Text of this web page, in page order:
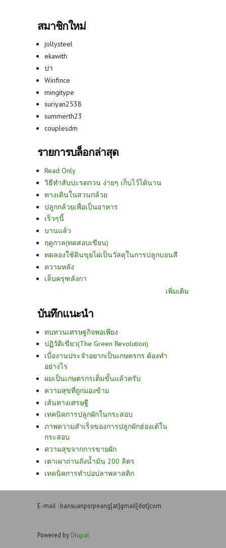
สมาชิกใหม่
jollysteel
ekawith
ปา
Winfince
mingitype
suriyan2538
summerth23
couplesdm
รายการบล็อกล่าสุด
Read Only
วิธีทำสับปะรดกวน ง่ายๆ เก็บไว้ได้นาน
ทางเดินในสวนกล้วย
ปลูกกล้วยเพื่อเป็นอาหาร
เร็วๆนี้
บานแล้ว
ฤดูกาล(ทดสอบเขียน)
ทดลองใช้ดินขุยไผ่เป็นวัสดุในการปลูกบอนสี
ความหลัง
เล็บครุฑลังกา
เพิ่มเติม
บันทึกแนะนำ
ทบทวนเศรษฐกิจพอเพียง
ปฏิวัติเขียว(The Green Revolution)
เบื่องานประจำอยากเป็นเกษตรกร ต้องทำ
อย่างไร
ผมเป็นเกษตรกรเต็มขั้นแล้วครับ
ความสุขที่ถูกมองข้าม
เส้นทางเศรษฐี
เทคนิคการปลูกผักในกระสอบ
ภาพความสำเร็จของการปลูกผักฮ่องเต้ใน
กระสอบ
ความสุขจากการขายผัก
เตาเผาถ่านถังน้ำมัน 200 ลิตร
เทคนิคการทำบ่อปลาพลาสติก
E-mail : bansuanporpeang[at]gmail[dot]com
Powered by Drupal